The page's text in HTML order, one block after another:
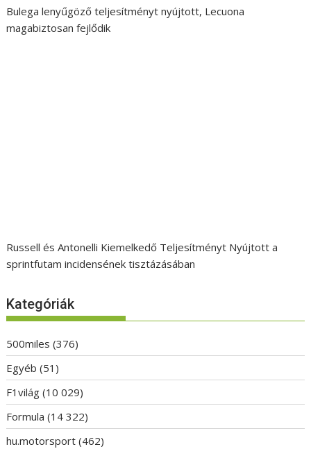
Bulega lenyűgöző teljesítményt nyújtott, Lecuona
magabiztosan fejlődik
Russell és Antonelli Kiemelkedő Teljesítményt Nyújtott a
sprintfutam incidensének tisztázásában
Kategóriák
500miles (376)
Egyéb (51)
F1világ (10 029)
Formula (14 322)
hu.motorsport (462)